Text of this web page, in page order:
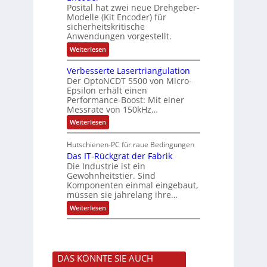
g
e
w
ä
h
t
t
e
ä
l
t
S
c
h
u
t
z
l
a
c
k
b
e
s
c
i
c
h
t
u
n
g
f
a
u
l
o
s
e
F
a
n
g
s
c
h
a
l
t
u
n
g
Posital hat zwei neue Drehgeber-
Modelle (Kit Encoder) für
sicherheitskritische
Anwendungen vorgestellt.
Weiterlesen:
B
t
t
e
r
i
e
l
o
e
M
u
l
t
i
t
u
r
t
Verbesserte Lasertriangulation
Der OptoNCDT 5500 von Micro-
Epsilon erhält einen
Performance-Boost: Mit einer
Messrate von 150kHz…
Weiterlesen:
V
r
b
e
s
s
e
r
t
e
L
r
t
Hutschienen-PC für raue Bedingungen
Das IT-Rückgrat der Fabrik
Die Industrie ist ein
Gewohnheitstier. Sind
Komponenten einmal eingebaut,
müssen sie jahrelang ihre…
Weiterlesen:
D
-
DAS KÖNNTE SIE AUCH